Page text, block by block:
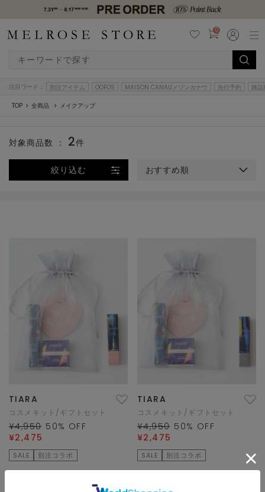
0
注目ワード： 別注アイテム OOFOS MAISON CANAUメゾンカナウ 先行予約 雑誌
TOP 全商品 メイクアップ
絞り込む おすすめ順
対象商品数 ： 2件
TIARA
コスメキット/ギフトセット
¥4,950 50% OFF
¥2,475
SALE 別注コラボ
TIARA
コスメキット/ギフトセット
¥4,950 50% OFF
¥2,475
SALE 別注コラボ